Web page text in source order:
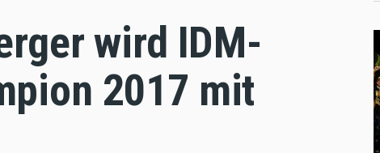
wird IDM-
2017 mit